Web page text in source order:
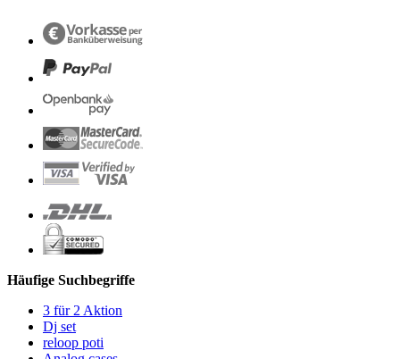
Häufige Suchbegriffe
3 für 2 Aktion
Dj set
reloop poti